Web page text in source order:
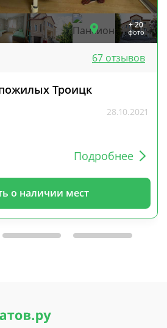
+ 20
фото
67 отзывов
Троицк
28.10.2021
Подробнее
о наличии мест